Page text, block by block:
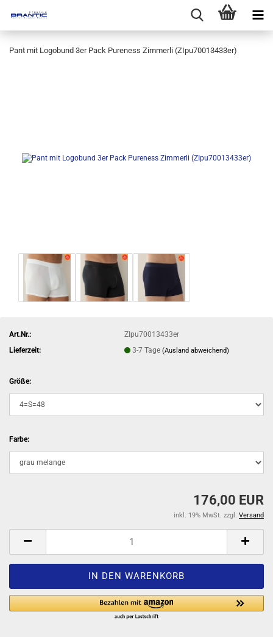
Pant mit Logobund 3er Pack Pureness Zimmerli (ZIpu70013433er)
Art.Nr.:
ZIpu70013433er
Lieferzeit:
3-7 Tage(Ausland abweichend)
Größe:
Farbe:
176,00 EUR
inkl. 19% MwSt. zzgl. Versand